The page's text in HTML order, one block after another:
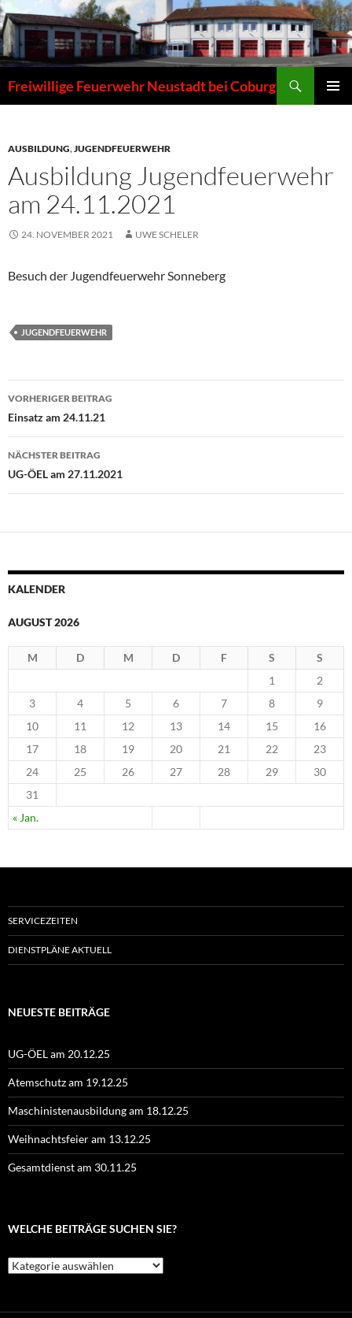
Zum
Inhalt
springen
Freiwillige Feuerwehr Neustadt bei Coburg
AUSBILDUNG,JUGENDFEUERWEHR
Ausbildung Jugendfeuerwehr
am 24.11.2021
24. NOVEMBER 2021 UWE SCHELER
Besuch der Jugendfeuerwehr Sonneberg
JUGENDFEUERWEHR
Beitragsnavigation
VORHERIGER BEITRAG
Einsatz am 24.11.21
NÄCHSTER BEITRAG
UG-ÖEL am 27.11.2021
KALENDER
AUGUST 2026
M D M D F S S
« Jan.
1
2
3
4 5 6 7 8
9
10
11 12 13 14 15
16
17
18 19 20 21 22
23
24
25 26 27 28 29
30
31
SERVICEZEITEN
DIENSTPLÄNE AKTUELL
NEUESTE BEITRÄGE
UG-ÖEL am 20.12.25
Atemschutz am 19.12.25
Maschinistenausbildung am 18.12.25
Weihnachtsfeier am 13.12.25
Gesamtdienst am 30.11.25
WELCHE BEITRÄGE SUCHEN SIE?
Welche
Beiträge